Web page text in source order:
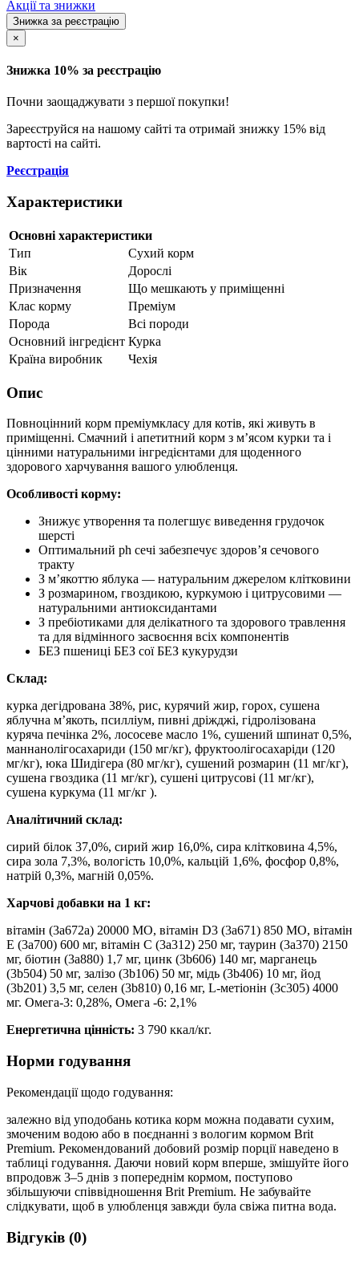
Акції та знижки
Знижка за реєстрацію
×
Знижка 10% за реєстрацію
Почни заощаджувати з першої покупки!
Зареєструйся на нашому сайті та отримай знижку 15% від
вартості на сайті.
Реєстрація
Характеристики
Основні характеристики
Тип
Сухий корм
Вік
Дорослі
Призначення
Що мешкають у приміщенні
Клас корму
Преміум
Порода
Всі породи
Основний інгредієнт Курка
Країна виробник
Чехія
Опис
Повноцінний корм преміумкласу для котів, які живуть в
приміщенні. Смачний і апетитний корм з м’ясом курки та і
цінними натуральними інгредієнтами для щоденного
здорового харчування вашого улюбленця.
Особливості корму:
Знижує утворення та полегшує виведення грудочок
шерсті
Оптимальний ph сечі забезпечує здоров’я сечового
тракту
З м’якоттю яблука — натуральним джерелом клітковини
З розмарином, гвоздикою, куркумою і цитрусовими —
натуральними антиоксидантами
З пребіотиками для делікатного та здорового травлення
та для відмінного засвоєння всіх компонентів
БЕЗ пшениці БЕЗ сої БЕЗ кукурудзи
Склад:
курка дегідрована 38%, рис, курячий жир, горох, сушена
яблучна м’якоть, псилліум, пивні дріжджі, гідролізована
куряча печінка 2%, лососеве масло 1%, сушений шпинат 0,5%,
маннанолігосахариди (150 мг/кг), фруктоолігосахаріди (120
мг/кг), юка Шидігера (80 мг/кг), сушений розмарин (11 мг/кг),
сушена гвоздика (11 мг/кг), сушені цитрусові (11 мг/кг),
сушена куркума (11 мг/кг ).
Аналітичний склад:
сирий білок 37,0%, сирий жир 16,0%, сира клітковина 4,5%,
сира зола 7,3%, вологість 10,0%, кальцій 1,6%, фосфор 0,8%,
натрій 0,3%, магній 0,05%.
Харчові добавки на 1 кг:
вітамін (3a672a) 20000 МО, вітамін D3 (3a671) 850 МО, вітамін
E (3a700) 600 мг, вітамін C (3a312) 250 мг, таурин (3a370) 2150
мг, біотин (3a880) 1,7 мг, цинк (3b606) 140 мг, марганець
(3b504) 50 мг, залізо (3b106) 50 мг, мідь (3b406) 10 мг, йод
(3b201) 3,5 мг, селен (3b810) 0,16 мг, L-метіонін (3c305) 4000
мг. Омега-3: 0,28%, Омега -6: 2,1%
Енергетична цінність: 3 790 ккал/кг.
Норми годування
Рекомендації щодо годування:
залежно від уподобань котика корм можна подавати сухим,
змоченим водою або в поєднанні з вологим кормом Brit
Premium. Рекомендований добовий розмір порції наведено в
таблиці годування. Даючи новий корм вперше, змішуйте його
впродовж 3–5 днів з попереднім кормом, поступово
збільшуючи співвідношення Brit Premium. Не забувайте
слідкувати, щоб в улюбленця завжди була свіжа питна вода.
Відгуків (0)